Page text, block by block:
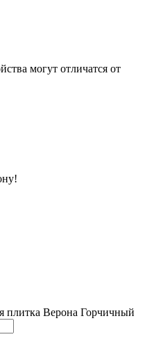
могут отличатся от
плитка Верона Горчичный